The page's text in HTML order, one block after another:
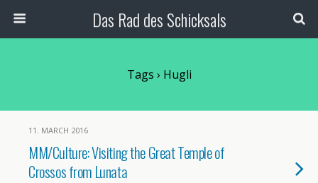
Das Rad des Schicksals
Tags › Hugli
11. MARCH 2016
MM/Culture: Visiting the Great Temple of
Crossos from Lunata